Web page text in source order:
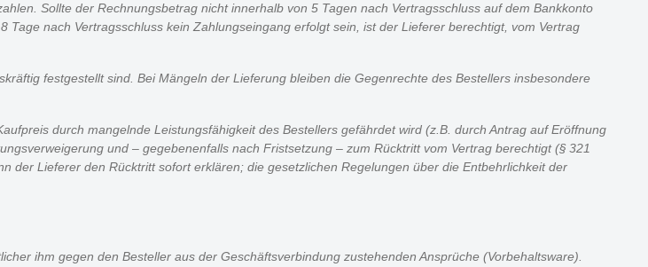
Sollte der Rechnungsbetrag nicht innerhalb von 5 Tagen nach Vertragsschluss auf dem Bankkonto
nach Vertragsschluss kein Zahlungseingang erfolgt sein, ist der Lieferer berechtigt, vom Vertrag
festgestellt sind. Bei Mängeln der Lieferung bleiben die Gegenrechte des Bestellers insbesondere
durch mangelnde Leistungsfähigkeit des Bestellers gefährdet wird (z.B. durch Antrag auf Eröffnung
und – gegebenenfalls nach Fristsetzung – zum Rücktritt vom Vertrag berechtigt (§ 321
der Lieferer den Rücktritt sofort erklären; die gesetzlichen Regelungen über die Entbehrlichkeit der
ihm gegen den Besteller aus der Geschäftsverbindung zustehenden Ansprüche (Vorbehaltsware).